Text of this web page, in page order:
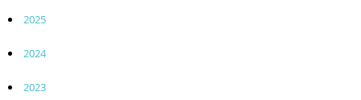
2025
2024
2023